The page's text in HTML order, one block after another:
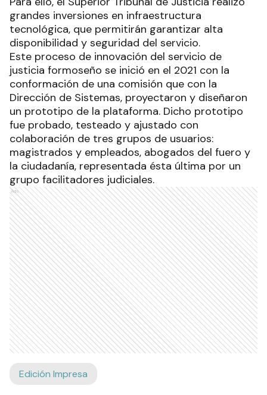
grandes inversiones en infraestructura
tecnológica, que permitirán garantizar alta
disponibilidad y seguridad del servicio.
Este proceso de innovación del servicio de
justicia formoseño se inició en el 2021 con la
conformación de una comisión que con la
Dirección de Sistemas, proyectaron y diseñaron
un prototipo de la plataforma. Dicho prototipo
fue probado, testeado y ajustado con
colaboración de tres grupos de usuarios:
magistrados y empleados, abogados del fuero y
la ciudadanía, representada ésta última por un
grupo facilitadores judiciales.
Ads
Edición Impresa